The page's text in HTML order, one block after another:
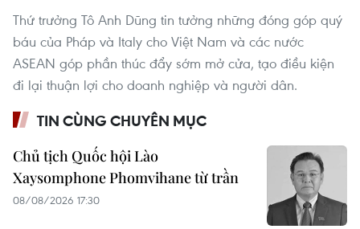
Thứ trưởng Tô Anh Dũng tin tưởng những đóng góp quý
báu của Pháp và Italy cho Việt Nam và các nước
ASEAN góp phần thúc đẩy sớm mở cửa, tạo điều kiện
đi lại thuận lợi cho doanh nghiệp và người dân.
TIN CÙNG CHUYÊN MỤC
Chủ tịch Quốc hội Lào
Xaysomphone Phomvihane từ trần
08/08/2026 17:30